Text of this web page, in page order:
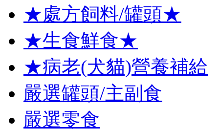
★處方飼料/罐頭★
★生食鮮食★
★病老(犬貓)營養補給
嚴選罐頭/主副食
嚴選零食